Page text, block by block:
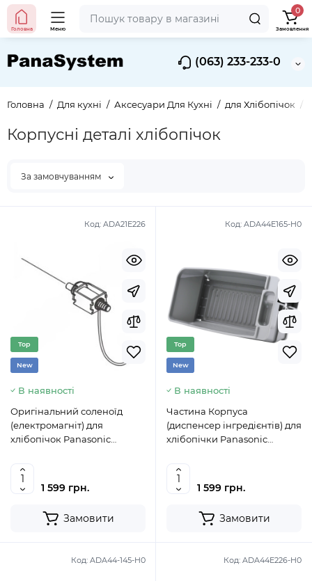
(063) 233-233-0
Головна Меню
0
Замовлення
Головна Для кухні Аксесуари Для Кухні для Хлібопічок
Корпусні деталі хлібопічок
За замовчуванням
Код: ADA21E226
Top
New
В наявності
Оригінальний соленоїд
(електромагніт) для
хлібопічок Panasonic
1 599 грн.
Замовити
Код: ADA44E165-H0
Top
New
В наявності
Частина Корпуса
(диспенсер інгредієнтів) для
хлібопічки Panasonic
1 599 грн.
Замовити
Код: ADA44-145-H0 Код: ADA44E226-H0